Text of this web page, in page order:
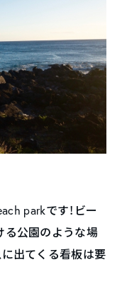
parkです！ビー
る公園のような場
出てくる看板は要